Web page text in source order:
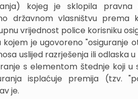
kojeg je sklopila pravna
državnom vlasništvu prema
vrijednost police korisniku
je ugovoreno "osiguranje
uslijed razrješenja ili odlaska
s elementom štednje koji u
isplaćuje premija (tzv.
je.